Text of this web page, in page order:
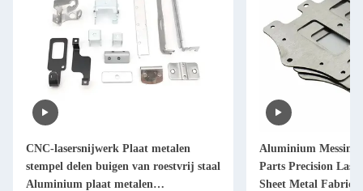
CNC-lasersnijwerk Plaat metalen
stempel delen buigen van roestvrij staal
Aluminium plaat metalen
Aluminium Messing
Parts Precision
Sheet Metal